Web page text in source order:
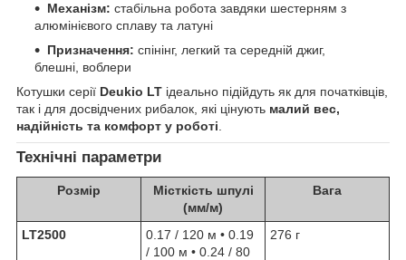
Механізм: стабільна робота завдяки шестерням з
алюмінієвого сплаву та латуні
Призначення: спінінг, легкий та середній джиг,
блешні, воблери
Котушки серії Deukio LT ідеально підійдуть як для початківців,
так і для досвідчених рибалок, які цінують малий вес,
надійність та комфорт у роботі.
Технічні параметри
Розмір
Місткість шпулі
(мм/м)
Вага
LT2500
0.17 / 120 м • 0.19
/ 100 м • 0.24 / 80
276 г